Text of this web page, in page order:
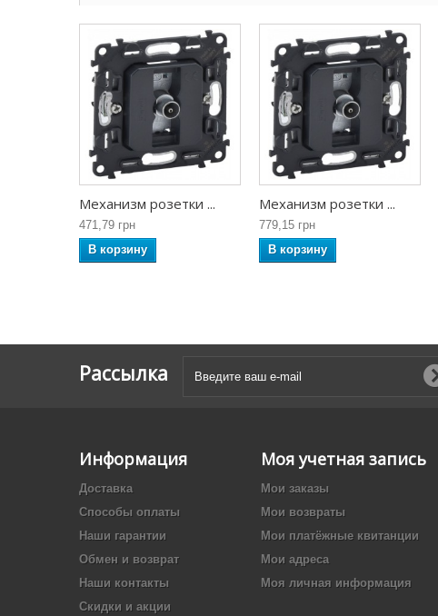
Механизм розетки ...
471,79 грн
В корзину
Механизм розетки ...
779,15 грн
В корзину
Рассылка
Информация
Доставка
Способы оплаты
Наши гарантии
Обмен и возврат
Наши контакты
Скидки и акции
Моя учетная запись
Мои заказы
Мои возвраты
Мои платёжные квитанции
Мои адреса
Моя личная информация